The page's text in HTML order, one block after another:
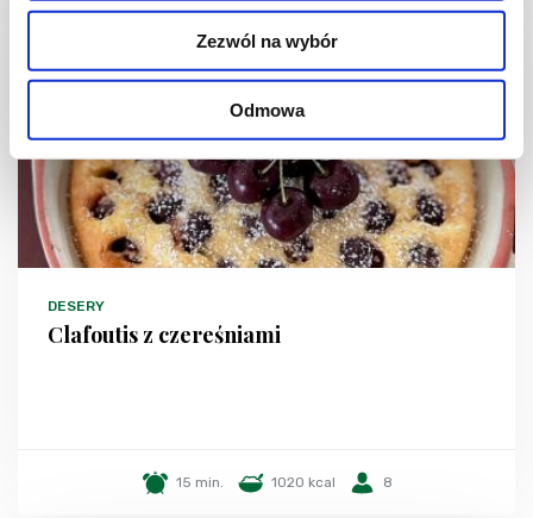
Zezwól na wybór
Odmowa
DESERY
Clafoutis z czereśniami
15 min. 1020 kcal 8